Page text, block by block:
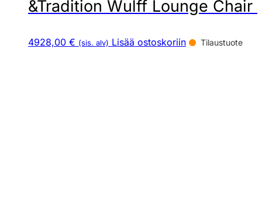
&Tradition Wulff Lounge Chair
4928,00 € (sis. alv) Lisää ostoskoriin Tilaustuote